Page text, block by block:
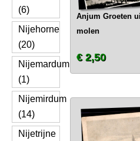
(6)
Nijehorne
(20)
Nijemardum
(1)
Nijemirdum
(14)
Nijetrijne
Anjum Groeten
molen
€ 2,50